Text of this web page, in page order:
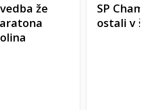
že
SP
ostali v